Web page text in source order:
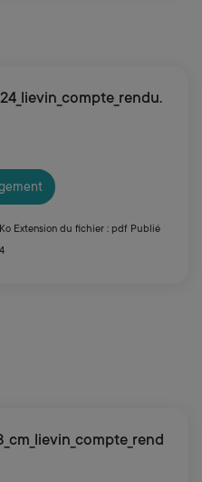
Extension du fichier : pdf Publié